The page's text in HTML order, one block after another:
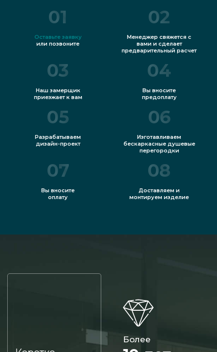
01
Оставьте заявку
или позвоните
02
Менеджер свяжется с
вами и сделает
предварительный расчет
03
Наш замерщик
приезжает к вам
04
Вы вносите
предоплату
05
Разрабатываем
дизайн-проект
06
Изготавливаем
бескаркасные душевые
перегородки
07
Вы вносите
оплату
08
Доставляем и
монтируем изделие
Более